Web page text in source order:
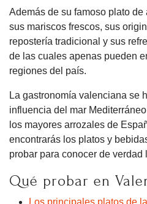
Además de su famoso plato
sus mariscos frescos, sus
repostería tradicional y sus
de las cuales apenas pueden
regiones del país.
La gastronomía valenciana se
influencia del mar
los mayores arrozales de
encontrarás los platos y
probar para conocer de verdad
Qué probar en
Los principales platos de